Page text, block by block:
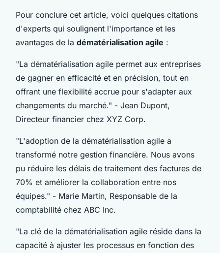
Pour conclure cet article, voici quelques citations
d'experts qui soulignent l'importance et les
avantages de la dématérialisation agile :
"La dématérialisation agile permet aux entreprises
de gagner en efficacité et en précision, tout en
offrant une flexibilité accrue pour s'adapter aux
changements du marché." - Jean Dupont,
Directeur financier chez XYZ Corp.
"L'adoption de la dématérialisation agile a
transformé notre gestion financière. Nous avons
pu réduire les délais de traitement des factures de
70% et améliorer la collaboration entre nos
équipes." - Marie Martin, Responsable de la
comptabilité chez ABC Inc.
"La clé de la dématérialisation agile réside dans la
capacité à ajuster les processus en fonction des